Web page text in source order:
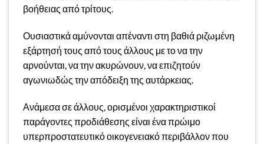
βοήθειας από τρίτους.
Ουσιαστικά αμύνονται απέναντι στη βαθιά ριζωμένη
εξάρτησή τους από τους άλλους με το να την
αρνούνται, να την ακυρώνουν, να επιζητούν
αγωνιωδώς την απόδειξη της αυτάρκειας.
Ανάμεσα σε άλλους, ορισμένοι χαρακτηριστικοί
παράγοντες προδιάθεσης είναι ένα πρώιμο
υπερπροστατευτικό οικογενειακό περιβάλλον που